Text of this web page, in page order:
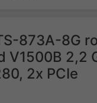
873A-8G
V1500B 2,2
2x PCIe